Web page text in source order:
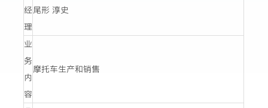
经
理
尾形 淳史
业
务
内
容
摩托车生产和销售